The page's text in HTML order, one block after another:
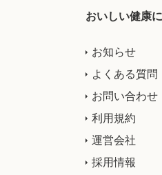
おいしい健康
お知らせ
よくある質問
お問い合わせ
利用規約
運営会社
採用情報